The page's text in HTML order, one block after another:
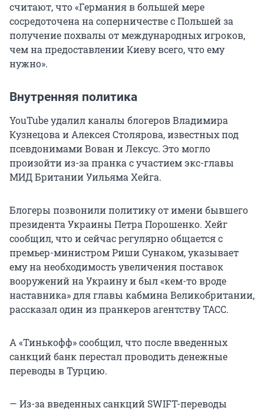
считают, что «Германия в большей мере
сосредоточена на соперничестве с Польшей за
получение похвалы от международных игроков,
чем на предоставлении Киеву всего, что ему
нужно».
Внутренняя политика
YouTube удалил каналы блогеров Владимира
Кузнецова и Алексея Столярова, известных под
псевдонимами Вован и Лексус. Это могло
произойти из-за пранка с участием экс-главы
МИД Британии Уильяма Хейга.
Блогеры позвонили политику от имени бывшего
президента Украины Петра Порошенко. Хейг
сообщил, что и сейчас регулярно общается с
премьер-министром Риши Сунаком, указывает
ему на необходимость увеличения поставок
вооружений на Украину и был «кем-то вроде
наставника» для главы кабмина Великобритании,
рассказал один из пранкеров агентству ТАСС.
А «Тинькофф» сообщил, что после введенных
санкций банк перестал проводить денежные
переводы в Турцию.
— Из-за введенных санкций SWIFT-переводы